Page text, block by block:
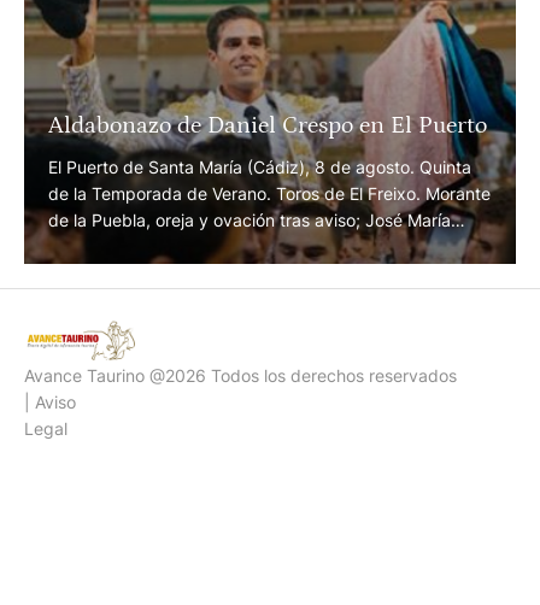
Aldabonazo de Daniel Crespo en El Puerto
El Puerto de Santa María (Cádiz), 8 de agosto. Quinta
de la Temporada de Verano. Toros de El Freixo. Morante
de la Puebla, oreja y ovación tras aviso; José María
Manzanares, ovación y ovación. Daniel Crespo, dos
Avance Taurino @2026 Todos los derechos reservados
| Aviso
Legal